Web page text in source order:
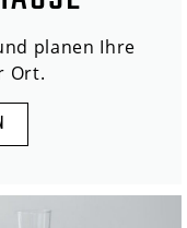
planen Ihre
Ort.